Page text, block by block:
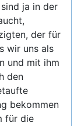
ja in der
der für
wir uns als
und mit ihm
den
bekommen
für die